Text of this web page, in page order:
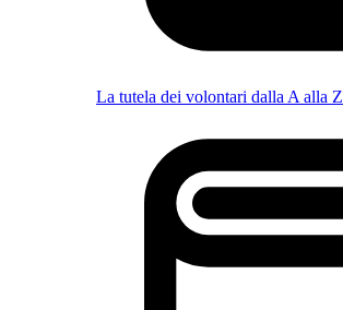
La tutela dei volontari dalla A alla Z